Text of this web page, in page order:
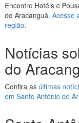
Encontre Hotéis e
do Aracanguá. Acesse
região.
Notícias
do
Confira as últimas
em Santo Antônio do